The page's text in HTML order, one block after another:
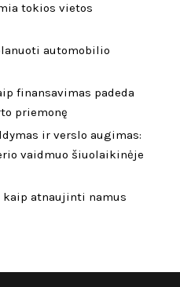
tokios vietos
automobilio
finansavimas padeda
priemonę
ir verslo augimas:
vaidmuo šiuolaikinėje
kaip atnaujinti namus